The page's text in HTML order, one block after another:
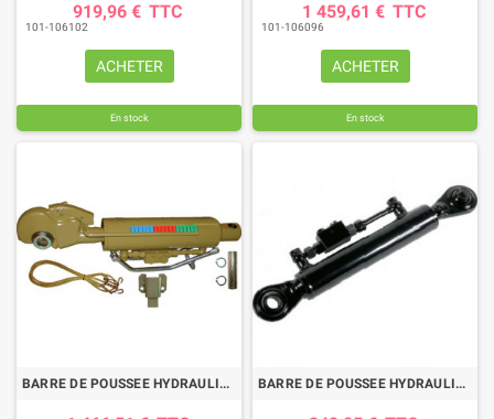
919,96 € TTC
101-106102
ACHETER
En stock
1 459,61 € TTC
101-106096
ACHETER
En stock
BARRE DE POUSSEE HYDRAULIQUE SANS CHAPE-CROCHET LG 637-885 CAT3 BARRE DE POUSSEE HYDRAULIQUE ROTULE-ROTULE LG 470-680 CAT2